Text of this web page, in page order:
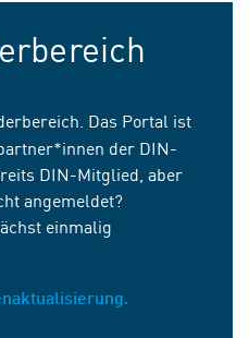
Das Portal ist
der DIN-
DIN-Mitglied, aber
angemeldet?
einmalig